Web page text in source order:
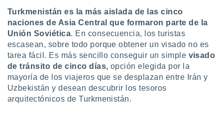
cookies
aceptar
de
sitio
te
de que
Turkmenistán es la más aislada de las cinco
naciones de Asia Central que formaron parte de la
Unión Soviética. En consecuencia, los turistas
escasean, sobre todo porque obtener un visado no es
tarea fácil. Es más sencillo conseguir un simple visado
de tránsito de cinco días, opción elegida por la
mayoría de los viajeros que se desplazan entre Irán y
Uzbekistán y desean descubrir los tesoros
arquitectónicos de Turkmenistán.